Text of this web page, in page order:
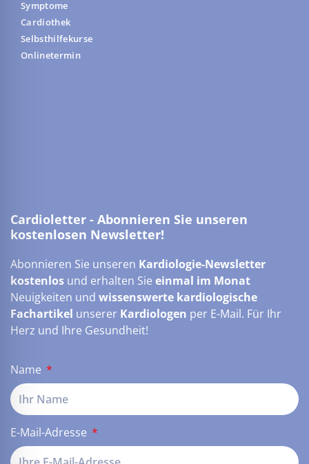
Symptome
Cardiothek
Selbsthilfekurse
Onlinetermin
Cardioletter - Abonnieren Sie unseren
kostenlosen Newsletter!
Abonnieren Sie unseren Kardiologie-Newsletter
kostenlos und erhalten Sie einmal im Monat
Neuigkeiten und wissenswerte kardiologische
Fachartikel unserer Kardiologen per E-Mail. Für Ihr
Herz und Ihre Gesundheit!
Name
E-Mail-Adresse